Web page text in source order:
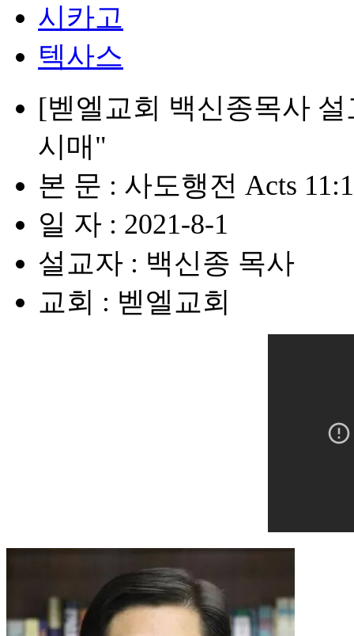
시카고
텍사스
[벧엘교회 백신종목사
시매"
본 문 : 사도행전 Acts
일 자 : 2021-8-1
설교자 : 백신종 목사
교회 : 벧엘교회